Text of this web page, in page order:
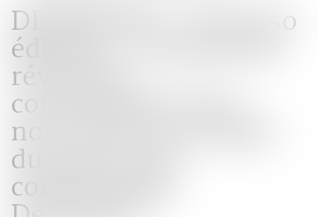
DEFRÉNOIS - lextenso
éditions - Pension de
réversion :
confirmation de la
non-prise en compte
du pacs ou du
concubinage -